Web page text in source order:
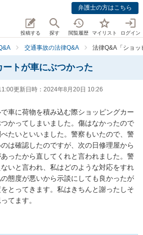
弁護士の方はこちら
投稿する 探す 閲覧履歴 マイリスト ログイン
交通事故の法律Q&A 法律Q&A「ショ
ートが車にぶつかった
更新日時： 2024年8月20日 10:26
車に荷物を積み込む際ショッピングカー
かってしまいました。傷はなかったので
たいといいました。警察もいたので、警
は確認したのですが、次の日修理屋から
ったから直してくれと言われました。警
いと言われ、私はどのような対応をすれ
態度が悪いから示談にしても良かったが
とってきます。私はきちんと謝ったしそ
てます。